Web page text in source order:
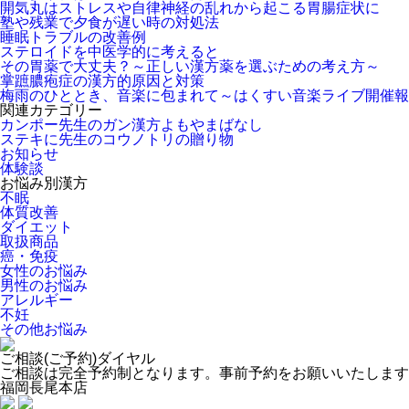
開気丸はストレスや自律神経の乱れから起こる胃腸症状に
塾や残業で夕食が遅い時の対処法
睡眠トラブルの改善例
ステロイドを中医学的に考えると
その胃薬で大丈夫？～正しい漢方薬を選ぶための考え方～
掌蹠膿疱症の漢方的原因と対策
梅雨のひととき、音楽に包まれて～はくすい音楽ライブ開催
関連カテゴリー
カンポー先生のガン漢方よもやまばなし
ステキに先生のコウノトリの贈り物
お知らせ
体験談
お悩み別漢方
不眠
体質改善
ダイエット
取扱商品
癌・免疫
女性のお悩み
男性のお悩み
アレルギー
不妊
その他お悩み
ご相談(ご予約)ダイヤル
ご相談は完全予約制となります。事前予約をお願いいたしま
福岡長尾本店